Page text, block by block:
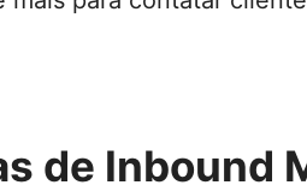
de Inbound